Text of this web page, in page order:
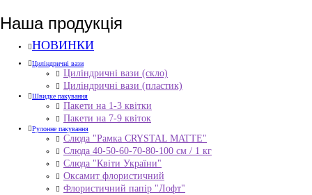
Наша продукція
НОВИНКИ
Циліндричні вази
Циліндричні вази (скло)
Циліндричні вази (пластик)
Швидке пакування
Пакети на 1-3 квітки
Пакети на 7-9 квіток
Рулонне пакування
Слюда "Рамка CRYSTAL MATTE"
Слюда 40-50-60-70-80-100 см / 1 кг
Слюда "Квіти України"
Оксамит флористичний
Флористичний папір "Лофт"